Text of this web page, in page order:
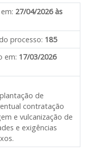
27/04/2026 às
processo: 185
em: 17/03/2026
de
contratação
e vulcanização de
e exigências